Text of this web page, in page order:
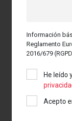
Información
Reglamento
2016/679
He leído
Acepto